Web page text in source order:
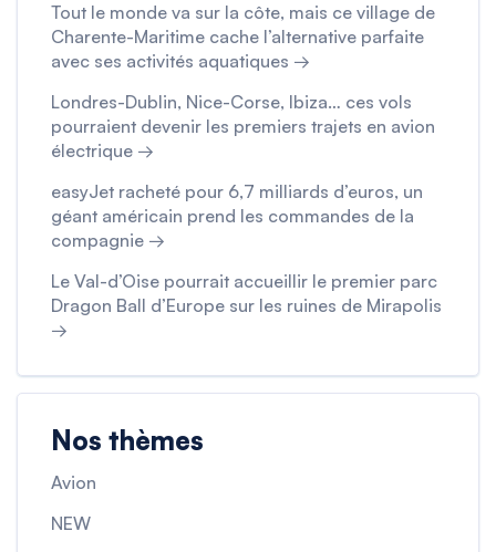
Tout le monde va sur la côte, mais ce village de
Charente-Maritime cache l’alternative parfaite
avec ses activités aquatiques →
Londres-Dublin, Nice-Corse, Ibiza… ces vols
pourraient devenir les premiers trajets en avion
électrique →
easyJet racheté pour 6,7 milliards d’euros, un
géant américain prend les commandes de la
compagnie →
Le Val-d’Oise pourrait accueillir le premier parc
Dragon Ball d’Europe sur les ruines de Mirapolis
→
Nos thèmes
Avion
NEW